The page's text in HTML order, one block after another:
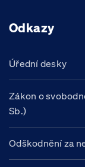
Odkazy
Úřední desky
Zákon o
Sb.)
Odškodnění za